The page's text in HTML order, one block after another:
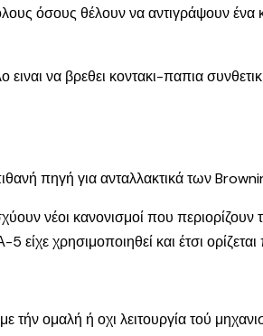
όσους θέλουν να αντιγράψουν ένα
να βρεθει κοντακι-παπια
πηγή για ανταλλακτικά των
νέοι κανονισμοί που
χρησιμοποιηθεί και έτσι
ομαλή ή οχι λειτουργία τού